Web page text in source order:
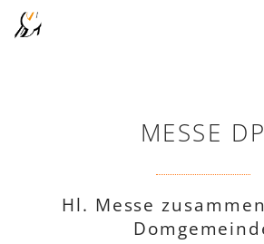
MESSE DP
Hl. Messe